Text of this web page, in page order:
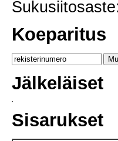
Koeparitus
Jälkeläiset
Sisarukset